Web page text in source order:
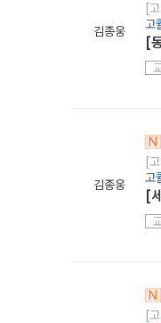
김종웅
[
고
[
김종웅
N
[
고
[
N
[